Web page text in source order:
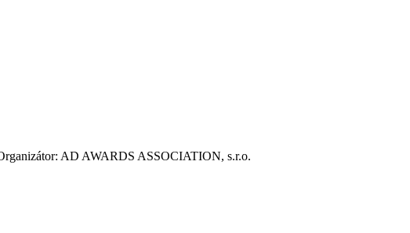
AD AWARDS ASSOCIATION, s.r.o.